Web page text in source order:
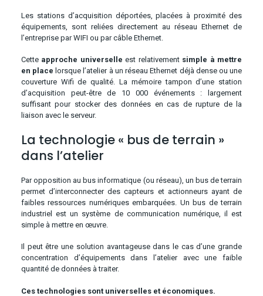
Les stations d’acquisition déportées, placées à proximité des
équipements, sont reliées directement au réseau Ethernet de
l’entreprise par WIFI ou par câble Ethernet.
Cette approche universelleest relativementsimple à mettre
en place lorsque l’atelier à un réseau Ethernet déjà dense ou une
couverture Wifi de qualité. La mémoire tampon d’une station
d’acquisition peut-être de 10 000 événements : largement
suffisant pour stocker des données en cas de rupture de la
liaison avec le serveur.
La technologie « bus de terrain »
dans l’atelier
Par opposition au bus informatique (ou réseau), un bus de terrain
permet d’interconnecter des capteurs et actionneurs ayant de
faibles ressources numériques embarquées. Un bus de terrain
industriel est un système de communication numérique, il est
simple à mettre en œuvre.
Il peut être une solution avantageuse dans le cas d’une grande
concentration d’équipements dans l’atelier avec une faible
quantité de données à traiter.
Ces technologies sont universelles et économiques.